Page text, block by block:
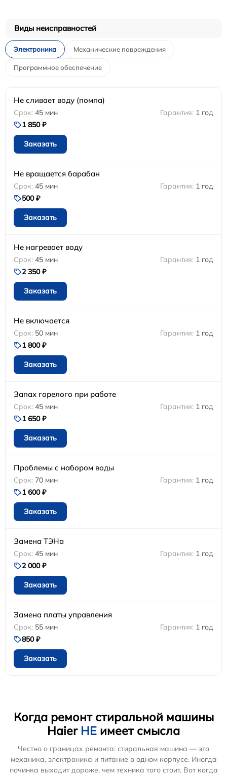
Виды неисправностей
Электроника Механические повреждения
Программное обеспечение
Не сливает воду (помпа)
45 мин
1 год
1 850 ₽
Заказать
Не вращается барабан
45 мин
1 год
500 ₽
Заказать
Не нагревает воду
45 мин
1 год
2 350 ₽
Заказать
Не включается
50 мин
1 год
1 800 ₽
Заказать
Запах горелого при работе
45 мин
1 год
1 650 ₽
Заказать
Проблемы с набором воды
70 мин
1 год
1 600 ₽
Заказать
Замена ТЭНа
45 мин
1 год
2 000 ₽
Заказать
Замена платы управления
55 мин
1 год
850 ₽
Заказать
Когда ремонт стиральной машины
Haier НЕ имеет смысла
Честно о границах ремонта: стиральная машина — это
механика, электроника и питание в одном корпусе. Иногда
починка выходит дороже, чем техника того стоит. Вот когда